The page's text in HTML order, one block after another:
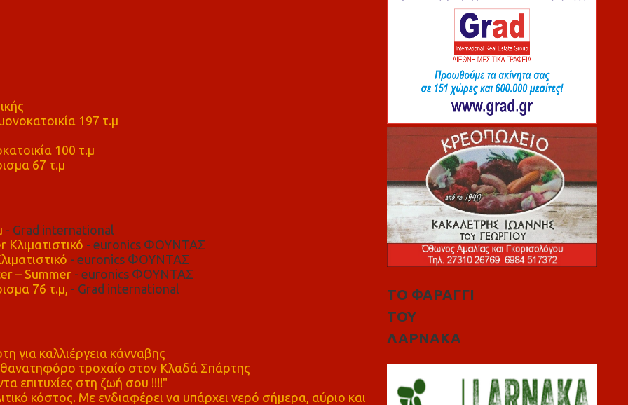
197 τ.μ
100 τ.μ
67 τ.μ
- Grad international
- euronics ΦΟΥΝΤΑΣ
- euronics ΦΟΥΝΤΑΣ
– Summer- euronics ΦΟΥΝΤΑΣ
76 τ.μ, - Grad international
καλλιέργεια κάνναβης
τροχαίο στον Κλαδά Σπάρτης
επιτυχίες στη ζωή σου !!!!"
κόστος. Με ενδιαφέρει να υπάρχει νερό σήμερα, αύριο και
ΤΟ ΦΑΡΑΓΓΙ
ΤΟΥ
ΛΑΡΝΑΚΑ